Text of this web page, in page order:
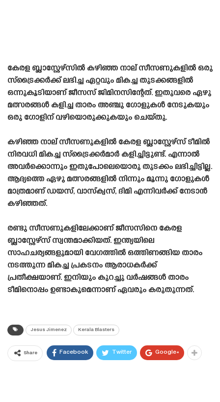
കേരള ബ്ലാസ്റ്റേഴ്‌സിൽ കഴിഞ്ഞ നാല് സീസണുകളിൽ ഒരു
സ്‌ട്രൈക്കർക്ക് ലഭിച്ച ഏറ്റവും മികച്ച തുടക്കങ്ങളിൽ
ഒന്നുകൂടിയാണ് ജീസസ് ജിമിനസിന്റേത്. ഇതുവരെ ഏഴു
മത്സരങ്ങൾ കളിച്ച താരം അഞ്ചു ഗോളുകൾ നേടുകയും
ഒരു ഗോളിന് വഴിയൊരുക്കുകയും ചെയ്‌തു.
കഴിഞ്ഞ നാല് സീസണുകളിൽ കേരള ബ്ലാസ്റ്റേഴ്‌സ് ടീമിൽ
നിരവധി മികച്ച സ്‌ട്രൈക്കർമാർ കളിച്ചിട്ടുണ്ട്. എന്നാൽ
അവർക്കൊന്നും ഇതുപോലെയൊരു തുടക്കം ലഭിച്ചിട്ടില്ല.
ആദ്യത്തെ ഏഴു മത്സരങ്ങളിൽ നിന്നും മൂന്നു ഗോളുകൾ
മാത്രമാണ് ഡയസ്, വാസ്‌ക്വസ്, ദിമി എന്നിവർക്ക് നേടാൻ
കഴിഞ്ഞത്.
രണ്ടു സീസണുകളിലേക്കാണ് ജീസസിനെ കേരള
ബ്ലാസ്റ്റേഴ്‌സ് സ്വന്തമാക്കിയത്. ഇന്ത്യയിലെ
സാഹചര്യങ്ങളുമായി വേഗത്തിൽ ഒത്തിണങ്ങിയ താരം
നടത്തുന്ന മികച്ച പ്രകടനം ആരാധകർക്ക്
പ്രതീക്ഷയാണ്. ഇനിയും കുറച്ചു വർഷങ്ങൾ താരം
ടീമിനൊപ്പം ഉണ്ടാകുമെന്നാണ് ഏവരും കരുതുന്നത്.
Jesus Jimenez Kerala Blasters
Share Facebook Twitter Google+